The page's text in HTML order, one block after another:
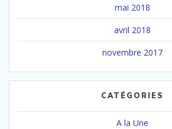
mai 2018
avril 2018
novembre 2017
CATÉGORIES
A la Une